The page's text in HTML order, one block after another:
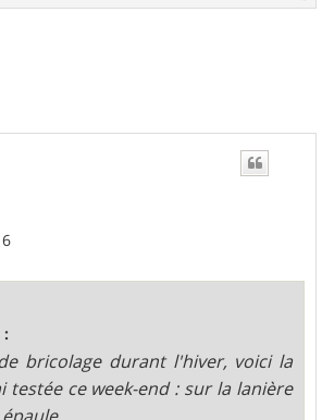
a
:
bricolage durant l'hiver, voici la
testée ce week-end : sur la lanière